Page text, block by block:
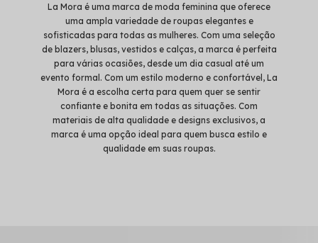
La Mora é uma marca de moda feminina que oferece
uma ampla variedade de roupas elegantes e
sofisticadas para todas as mulheres. Com uma seleção
de blazers, blusas, vestidos e calças, a marca é perfeita
para várias ocasiões, desde um dia casual até um
evento formal. Com um estilo moderno e confortável, La
Mora é a escolha certa para quem quer se sentir
confiante e bonita em todas as situações. Com
materiais de alta qualidade e designs exclusivos, a
marca é uma opção ideal para quem busca estilo e
qualidade em suas roupas.